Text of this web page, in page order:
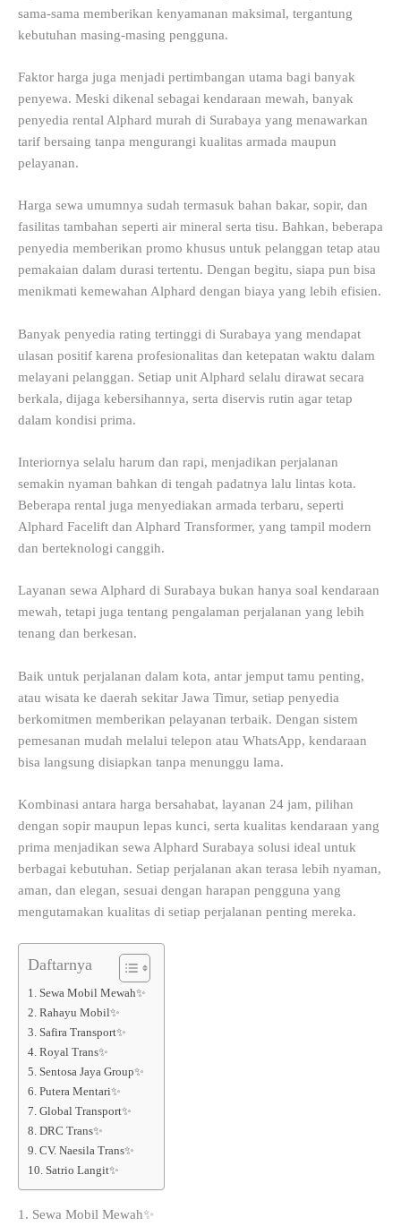
sama-sama memberikan kenyamanan maksimal, tergantung
kebutuhan masing-masing pengguna.
Faktor harga juga menjadi pertimbangan utama bagi banyak
penyewa. Meski dikenal sebagai kendaraan mewah, banyak
penyedia rental Alphard murah di Surabaya yang menawarkan
tarif bersaing tanpa mengurangi kualitas armada maupun
pelayanan.
Harga sewa umumnya sudah termasuk bahan bakar, sopir, dan
fasilitas tambahan seperti air mineral serta tisu. Bahkan, beberapa
penyedia memberikan promo khusus untuk pelanggan tetap atau
pemakaian dalam durasi tertentu. Dengan begitu, siapa pun bisa
menikmati kemewahan Alphard dengan biaya yang lebih efisien.
Banyak penyedia rating tertinggi di Surabaya yang mendapat
ulasan positif karena profesionalitas dan ketepatan waktu dalam
melayani pelanggan. Setiap unit Alphard selalu dirawat secara
berkala, dijaga kebersihannya, serta diservis rutin agar tetap
dalam kondisi prima.
Interiornya selalu harum dan rapi, menjadikan perjalanan
semakin nyaman bahkan di tengah padatnya lalu lintas kota.
Beberapa rental juga menyediakan armada terbaru, seperti
Alphard Facelift dan Alphard Transformer, yang tampil modern
dan berteknologi canggih.
Layanan sewa Alphard di Surabaya bukan hanya soal kendaraan
mewah, tetapi juga tentang pengalaman perjalanan yang lebih
tenang dan berkesan.
Baik untuk perjalanan dalam kota, antar jemput tamu penting,
atau wisata ke daerah sekitar Jawa Timur, setiap penyedia
berkomitmen memberikan pelayanan terbaik. Dengan sistem
pemesanan mudah melalui telepon atau WhatsApp, kendaraan
bisa langsung disiapkan tanpa menunggu lama.
Kombinasi antara harga bersahabat, layanan 24 jam, pilihan
dengan sopir maupun lepas kunci, serta kualitas kendaraan yang
prima menjadikan sewa Alphard Surabaya solusi ideal untuk
berbagai kebutuhan. Setiap perjalanan akan terasa lebih nyaman,
aman, dan elegan, sesuai dengan harapan pengguna yang
mengutamakan kualitas di setiap perjalanan penting mereka.
Daftarnya
1. Sewa Mobil Mewah✨
2. Rahayu Mobil✨
3. Safira Transport✨
4. Royal Trans✨
5. Sentosa Jaya Group✨
6. Putera Mentari✨
7. Global Transport✨
8. DRC Trans✨
9. CV. Naesila Trans✨
10. Satrio Langit✨
1. Sewa Mobil Mewah✨